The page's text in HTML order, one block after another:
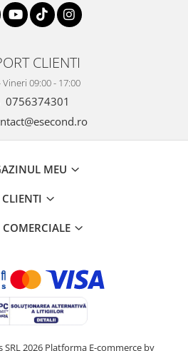
CLIENTI
Vineri 09:00 - 17:00
0756374301
MEU
CLIENTI
COMERCIALE
2026 Platforma E-commerce by